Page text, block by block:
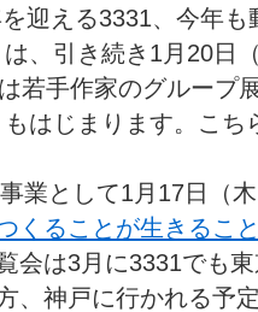
迎える3331、今年
は、引き続き1月20日
若手作家のグループ
はじまります。こ
業として1月17日（
くることが生きるこ
会は3月に3331でも
、神戸に行かれる予